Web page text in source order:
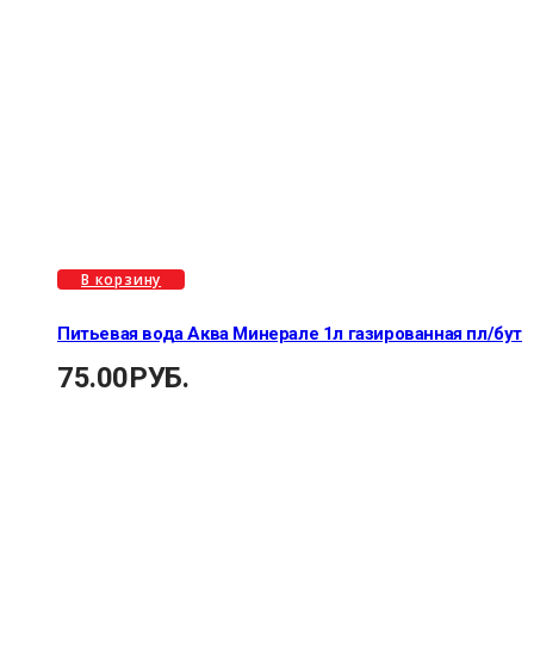
В корзину
Питьевая вода Аква Минерале 1л газированная пл/бут
75.00РУБ.